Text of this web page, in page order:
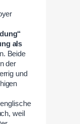
als
Beide
der
und
weil